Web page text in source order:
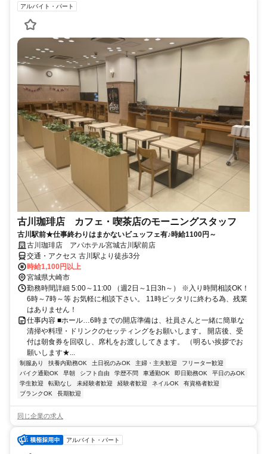
アルバイト・パート
古川珈琲店 カフェ・喫茶店のモーニングスタッフ
古川駅前★仕事終わりはまかないビュッフェ有♪時給1100円～
古川珈琲店 アパホテル宮城古川駅前店
交通・アクセス 古川駅より徒歩3分
時給1,100円以上
宮城県大崎市
勤務時間詳細 5:00～11:00 （週2日～1日3h～） ※入り時間相談OK！
6時～7時～等 お気軽に相談下さい。 11時ピッタリに終わる為、残業
はありません！
仕事内容 ■ホール…6時までの開店準備は、社員さんと一緒に簡単な
清掃や料理・ドリンクのセッティングをお願いします。 開店後、受
付は朝食券を回収し、席札をお渡ししてきます。 （明るい挨拶でお
願いします★...
制服あり 扶養内勤務OK 土日祝のみOK 主婦・主夫歓迎
フリーター歓迎
バイク通勤OK
早朝 シフト自由 学歴不問 車通勤OK 即日勤務OK
平日のみOK
学生歓迎
転勤なし 未経験者歓迎 経験者歓迎 ネイルOK
有資格者歓迎
ブランクOK
長期歓迎
同じ企業の求人
アルバイト・パート